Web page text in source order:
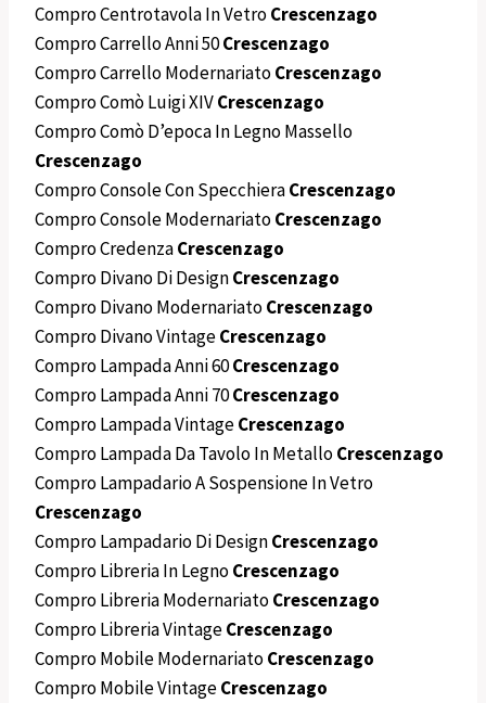
Compro Centrotavola In VetroCrescenzago
Compro Carrello Anni 50Crescenzago
Compro Carrello ModernariatoCrescenzago
Compro Comò Luigi XIVCrescenzago
Compro Comò D’epoca In Legno Massello
Crescenzago
Compro Console Con SpecchieraCrescenzago
Compro Console ModernariatoCrescenzago
Compro CredenzaCrescenzago
Compro Divano Di DesignCrescenzago
Compro Divano ModernariatoCrescenzago
Compro Divano VintageCrescenzago
Compro Lampada Anni 60Crescenzago
Compro Lampada Anni 70Crescenzago
Compro Lampada VintageCrescenzago
Compro Lampada Da Tavolo In MetalloCrescenzago
Compro Lampadario A Sospensione In Vetro
Crescenzago
Compro Lampadario Di DesignCrescenzago
Compro Libreria In LegnoCrescenzago
Compro Libreria ModernariatoCrescenzago
Compro Libreria VintageCrescenzago
Compro Mobile ModernariatoCrescenzago
Compro Mobile VintageCrescenzago